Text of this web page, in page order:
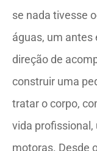
se nada tivesse
águas, um antes
direção de
construir uma
tratar o corpo,
vida
motoras. Desde